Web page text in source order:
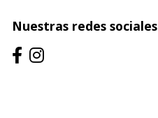
Nuestras redes sociales